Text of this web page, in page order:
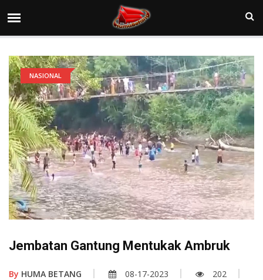
NASIONAL
Jembatan Gantung Mentukak Ambruk
By HUMA BETANG 08-17-2023
202